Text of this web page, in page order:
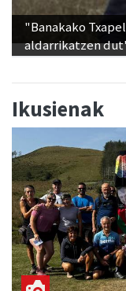
"Banakako
aldarrikatzen
Ikusienak